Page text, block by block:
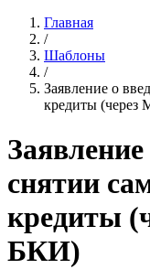
Главная
/
Шаблоны
/
Заявление о
кредиты
снятии
кредиты
БКИ)